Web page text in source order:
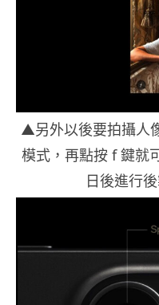
▲另外以後要拍攝人
模式，再點按 f 鍵就
日後進行